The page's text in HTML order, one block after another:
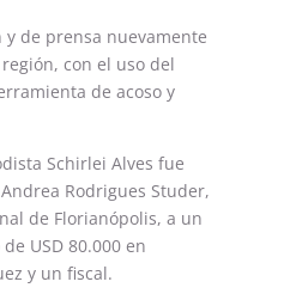
de prensa nuevamente
con el uso del
de acoso y
Schirlei Alves fue
Rodrigues Studer,
de Florianópolis, a un
USD 80.000 en
y un fiscal.